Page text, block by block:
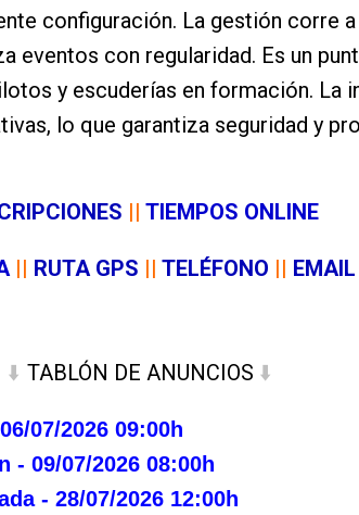
configuración. La gestión corre
eventos con regularidad. Es un
y escuderías en formación. La
lo que garantiza seguridad y
|| TIEMPOS ONLINE
|| RUTA GPS || TELÉFONO || EMAIL
⬇️ TABLÓN DE ANUNCIOS ⬇️
07/2026 09:00h
- 09/07/2026 08:00h
- 28/07/2026 12:00h